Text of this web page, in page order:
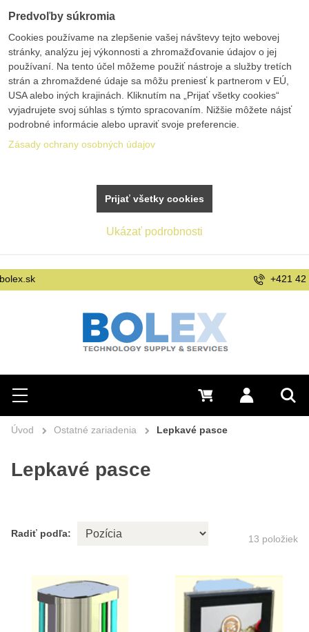
Hľadať
Menu Prihlásiť sa
0 €
Úvod Ostatné zariadenia Lepkavé pasce
Lepkavé pasce
Radiť podľa: 13 položiek
Predvoľby súkromia
Cookies používame na zlepšenie vašej návštevy tejto webovej
stránky, analýzu jej výkonnosti a zhromažďovanie údajov o jej
používaní. Na tento účel môžeme použiť nástroje a služby tretích
strán a zhromaždené údaje sa môžu preniesť k partnerom v EÚ,
USA alebo iných krajinách. Kliknutím na „Prijať všetky cookies“
vyjadrujete svoj súhlas s týmto spracovaním. Nižšie môžete nájsť
podrobné informácie alebo upraviť svoje preferencie.
Zásady ochrany osobných údajov
Ukázať podrobnosti
Prijať všetky cookies